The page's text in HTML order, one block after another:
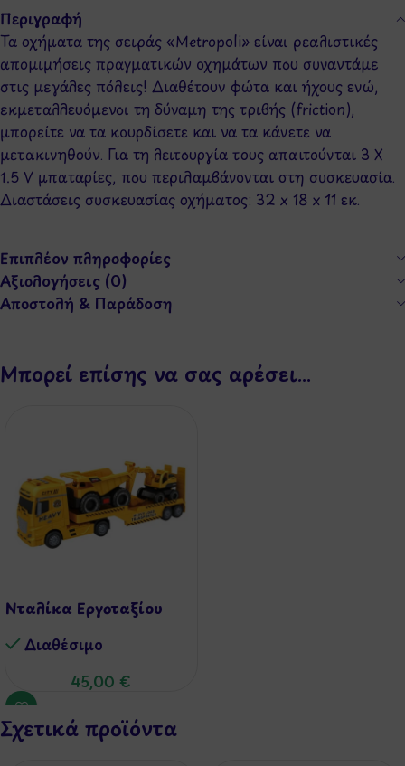
Περιγραφή
Τα οχήματα της σειράς «Metropoli» είναι ρεαλιστικές
απομιμήσεις πραγματικών οχημάτων που συναντάμε
στις μεγάλες πόλεις! Διαθέτουν φώτα και ήχους ενώ,
εκμεταλλευόμενοι τη δύναμη της τριβής (friction),
μπορείτε να τα κουρδίσετε και να τα κάνετε να
μετακινηθούν. Για τη λειτουργία τους απαιτούνται 3 X
1.5 V μπαταρίες, που περιλαμβάνονται στη συσκευασία.
Διαστάσεις συσκευασίας οχήματος: 32 x 18 x 11 εκ.
Επιπλέον πληροφορίες
Αξιολογήσεις (0)
Αποστολή & Παράδοση
Μπορεί επίσης να σας αρέσει…
Νταλίκα Εργοταξίου
Διαθέσιμo
45,00 €
Σχετικά προϊόντα